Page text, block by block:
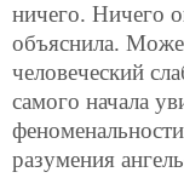
ничего. Ничего
объяснила.
человеческий
самого начала
разумения